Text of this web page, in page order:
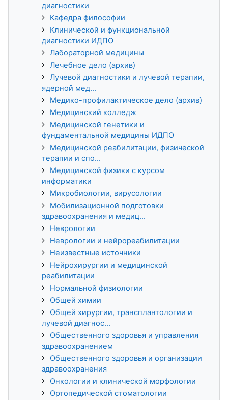
диагностики
Кафедра философии
Клинической и функциональной
диагностики ИДПО
Лабораторной медицины
Лечебное дело (архив)
Лучевой диагностики и лучевой терапии,
ядерной мед...
Медико-профилактическое дело (архив)
Медицинский колледж
Медицинской генетики и
фундаментальной медицины ИДПО
Медицинской реабилитации, физической
терапии и спо...
Медицинской физики с курсом
информатики
Микробиологии, вирусологии
Мобилизационной подготовки
здравоохранения и медиц...
Неврологии
Неврологии и нейрореабилитации
Неизвестные источники
Нейрохирургии и медицинской
реабилитации
Нормальной физиологии
Общей химии
Общей хирургии, трансплантологии и
лучевой диагнос...
Общественного здоровья и управления
здравоохранением
Общественного здоровья и организации
здравоохранения
Онкологии и клинической морфологии
Ортопедической стоматологии